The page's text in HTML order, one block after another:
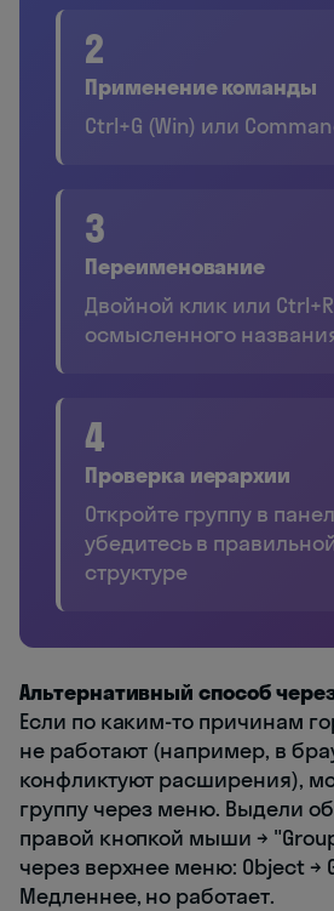
2
Применение команды
Ctrl+G (Win) или
3
Переименование
Двойной клик или
осмысленного
4
Проверка иерархии
Откройте группу в
убедитесь в
структуре
Альтернативный способ
Если по каким-то причинам
не работают (например, в
конфликтуют расширения),
группу через меню. Выдели
правой кнопкой мыши →
через верхнее меню: Object →
Медленнее, но работает.